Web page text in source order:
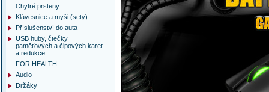
Chytré prsteny
Klávesnice a myši (sety)
Příslušenství do auta
USB huby, čtečky
paměťových a čipových karet
a redukce
FOR HEALTH
Audio
Držáky